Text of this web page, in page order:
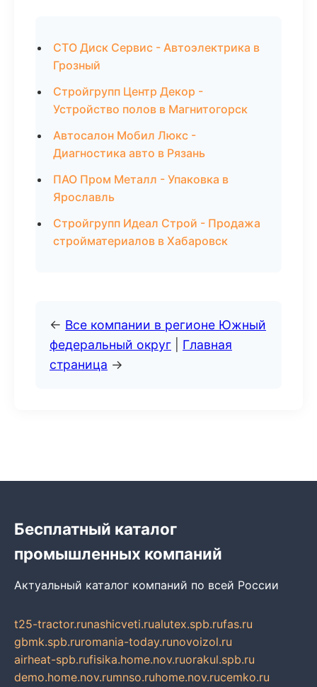
СТО Диск Сервис - Автоэлектрика в
Грозный
Стройгрупп Центр Декор -
Устройство полов в Магнитогорск
Автосалон Мобил Люкс -
Диагностика авто в Рязань
ПАО Пром Металл - Упаковка в
Ярославль
Стройгрупп Идеал Строй - Продажа
стройматериалов в Хабаровск
← Все компании в регионе Южный
федеральный округ
Главная
страница →
Бесплатный каталог
промышленных компаний
Актуальный каталог компаний по всей России
t25-tractor.runashicveti.rualutex.spb.rufas.ru
gbmk.spb.ruromania-today.runovoizol.ru
airheat-spb.rufisika.home.nov.ruorakul.spb.ru
demo.home.nov.rumnso.ruhome.nov.rucemko.ru